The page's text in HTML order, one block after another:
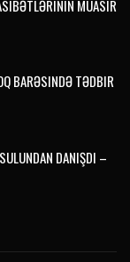
MÜASIR
BARƏSINDƏ TƏDBIR
DANIŞDI –